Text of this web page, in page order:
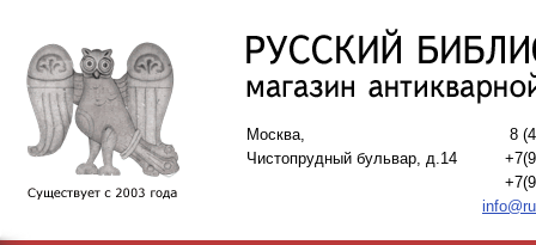
Москва,
Чистопрудный бульвар, д.14
8